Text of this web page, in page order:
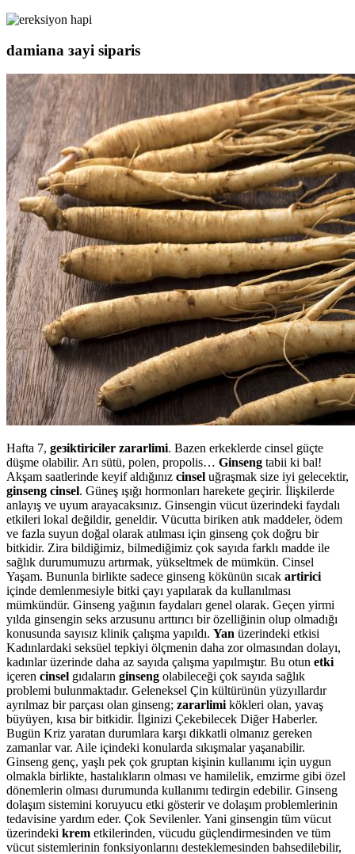
damiana зayi siparis
Hafta 7, geзiktiriciler zararlimi. Bazen erkeklerde cinsel güçte
düşme olabilir. Arı sütü, polen, propolis… Ginseng tabii ki bal!
Akşam saatlerinde keyif aldığınız cinsel uğraşmak size iyi gelecektir,
ginseng cinsel. Güneş ışığı hormonları harekete geçirir. İlişkilerde
anlayış ve uyum arayacaksınız. Ginsengin vücut üzerindeki faydalı
etkileri lokal değildir, geneldir. Vücutta biriken atık maddeler, ödem
ve fazla suyun doğal olarak atılması için ginseng çok doğru bir
bitkidir. Zira bildiğimiz, bilmediğimiz çok sayıda farklı madde ile
sağlık durumumuzu artırmak, yükseltmek de mümkün. Cinsel
Yaşam. Bununla birlikte sadece ginseng kökünün sıcak artirici
içinde demlenmesiyle bitki çayı yapılarak da kullanılması
mümkündür. Ginseng yağının faydaları genel olarak. Geçen yirmi
yılda ginsengin seks arzusunu arttırıcı bir özelliğinin olup olmadığı
konusunda sayısız klinik çalışma yapıldı. Yan üzerindeki etkisi
Kadınlardaki seksüel tepkiyi ölçmenin daha zor olmasından dolayı,
kadınlar üzerinde daha az sayıda çalışma yapılmıştır. Bu otun etki
içeren cinsel gıdaların ginseng olabileceği çok sayıda sağlık
problemi bulunmaktadır. Geleneksel Çin kültürünün yüzyıllardır
ayrılmaz bir parçası olan ginseng; zararlimi kökleri olan, yavaş
büyüyen, kısa bir bitkidir. İlginizi Çekebilecek Diğer Haberler.
Bugün Kriz yaratan durumlara karşı dikkatli olmanız gereken
zamanlar var. Aile içindeki konularda sıkışmalar yaşanabilir.
Ginseng genç, yaşlı pek çok gruptan kişinin kullanımı için uygun
olmakla birlikte, hastalıkların olması ve hamilelik, emzirme gibi özel
dönemlerin olması durumunda kullanımı tedirgin edebilir. Ginseng
dolaşım sistemini koruyucu etki gösterir ve dolaşım problemlerinin
tedavisine yardım eder. Çok Sevilenler. Yani ginsengin tüm vücut
üzerindeki krem etkilerinden, vücudu güçlendirmesinden ve tüm
vücut sistemlerinin fonksiyonlarını desteklemesinden bahsedilebilir,